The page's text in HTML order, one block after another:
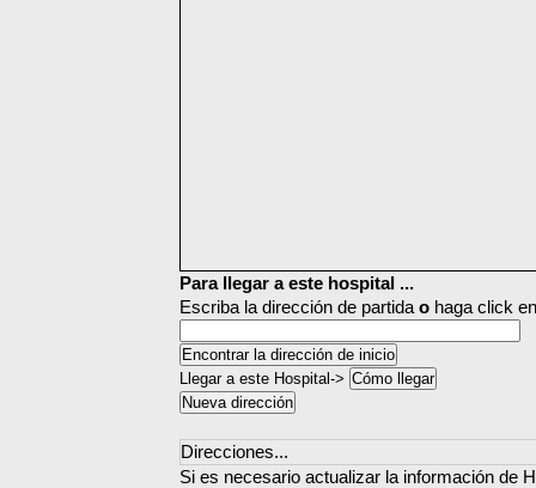
Para llegar a este hospital ...
Escriba la dirección de partida o haga click
Llegar a este Hospital->
Direcciones...
Si es necesario actualizar la información de